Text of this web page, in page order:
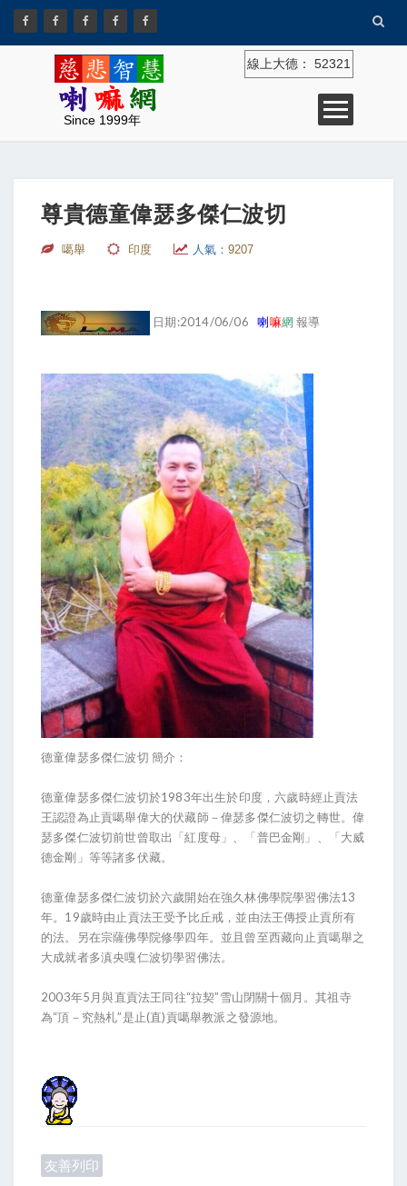
Since 1999年
線上大德： 52321
尊貴德童偉瑟多傑仁波切
噶舉 印度 人氣： 9207
日期:2014/06/06喇嘛網報導
德童偉瑟多傑仁波切 簡介：
德童偉瑟多傑仁波切於1983年出生於印度，六歲時經止貢法
王認證為止貢噶舉偉大的伏藏師－偉瑟多傑仁波切之轉世。偉
瑟多傑仁波切前世曾取出「紅度母」、「普巴金剛」、「大威
德金剛」等等諸多伏藏。
德童偉瑟多傑仁波切於六歲開始在強久林佛學院學習佛法13
年。19歲時由止貢法王受予比丘戒，並由法王傳授止貢所有
的法。另在宗薩佛學院修學四年。並且曾至西藏向止貢噶舉之
大成就者多滇央嘎仁波切學習佛法。
2003年5月與直貢法王同往“拉契”雪山閉關十個月。其祖寺
為“頂－究熱札”是止(直)貢噶舉教派之發源地。
友善列印